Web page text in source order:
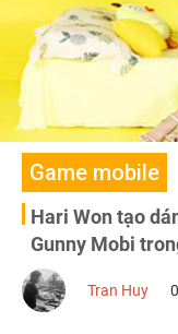
Game mobile
Hari Won tạo
Gunny Mobi
Tran Huy